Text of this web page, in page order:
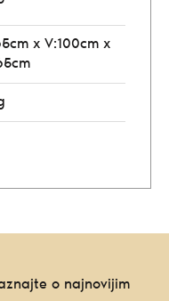
x V:100cm x
o najnovijim